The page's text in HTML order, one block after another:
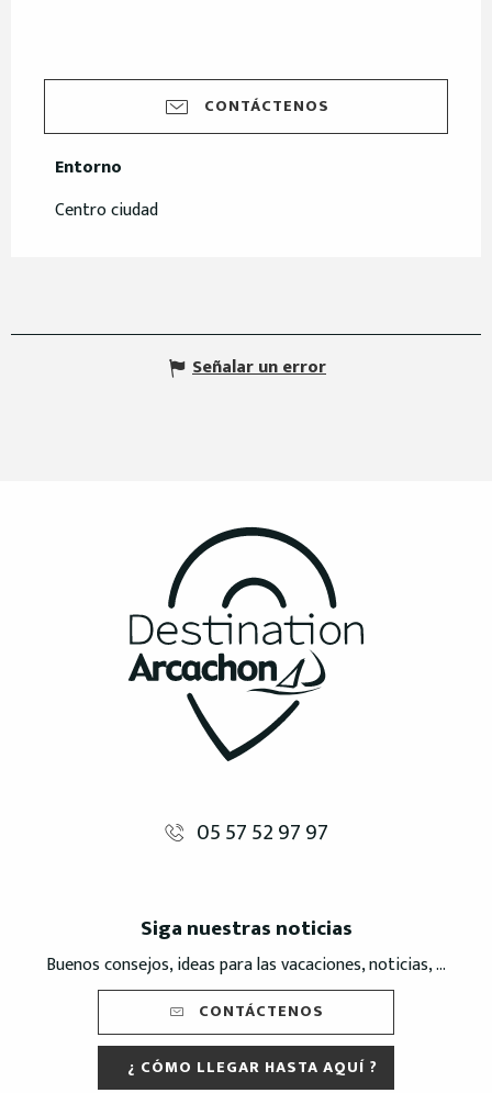
CONTÁCTENOS
Entorno
Entorno
Centro ciudad
Señalar un error
05 57 52 97 97
Siga nuestras noticias
Buenos consejos, ideas para las vacaciones, noticias, ...
CONTÁCTENOS
¿ CÓMO LLEGAR HASTA AQUÍ ?